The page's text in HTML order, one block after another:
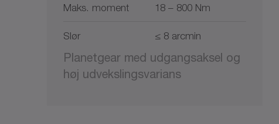
Maks. moment 18 – 800 Nm
Slør ≤ 8 arcmin
Planetgear med udgangsaksel og
høj udvekslingsvarians